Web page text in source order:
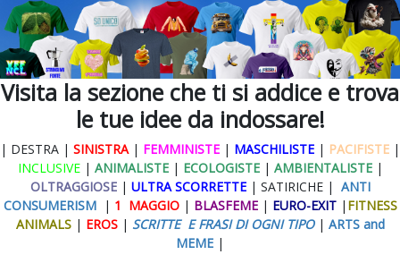
Visita la sezione che ti si addice e trova
le tue idee da indossare!
| DESTRA | SINISTRA| FEMMINISTE | MASCHILISTE | PACIFISTE |
INCLUSIVE| ANIMALISTE| ECOLOGISTE | AMBIENTALISTE|
OLTRAGGIOSE| ULTRA SCORRETTE | SATIRICHE | ANTI
CONSUMERISM | 1 MAGGIO| BLASFEME | EURO-EXIT| FITNESS
ANIMALS| EROS| SCRITTE E FRASI DI OGNI TIPO | ARTS and
MEME |